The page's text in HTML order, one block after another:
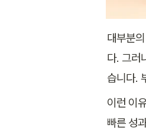
대부분
다. 그러
습니다.
이런 이
빠른 성